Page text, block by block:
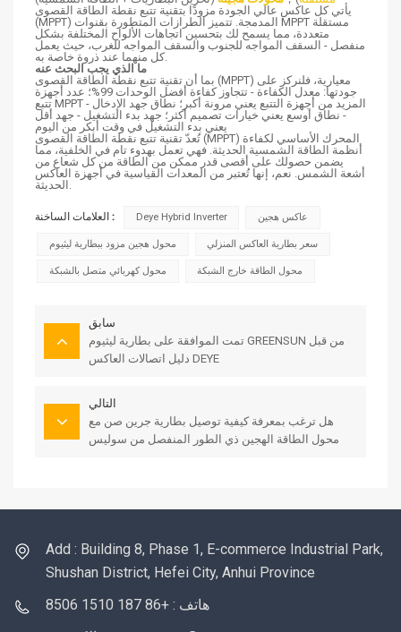
يأتي كل عاكس عالي الجودة مزودًا بتقنية تتبع نقطة الطاقة القصوى
(MPPT) المدمجة. تتميز الطرازات المتطورة بقنوات MPPT مستقلة
متعددة، مما يسمح لك بتحسين اتجاهات الألواح المختلفة بشكل
منفصل - السقف المواجه للجنوب والسقف المواجه للغرب، حيث يعمل
كل منهما عند ذروة خاصة به.
ما الذي يجب البحث عنه
بما أن تقنية تتبع نقطة الطاقة القصوى (MPPT) معيارية، فلنركز على
جودتها: معدل الكفاءة - تتجاوز كفاءة أفضل الوحدات 99%؛ عدد أجهزة
تتبع MPPT - المزيد من أجهزة التتبع يعني مرونة أكبر؛ نطاق جهد الإدخال
- نطاق أوسع يعني خيارات تصميم أكثر؛ جهد بدء التشغيل - جهد أقل
يعني بدء التشغيل في وقت أبكر من اليوم
تُعدّ تقنية تتبع نقطة الطاقة القصوى (MPPT) المحرك الأساسي لكفاءة
أنظمة الطاقة الشمسية الحديثة. فهي تعمل بهدوء تام في الخلفية، مما
يضمن حصولك على أقصى قدر ممكن من الطاقة من كل شعاع من
أشعة الشمس. نعم، إنها تُعتبر من المعدات القياسية في أجهزة العاكس
الحديثة.
العلامات الساخنة : Deye Hybrid Inverter عاكس هجين
محول هجين مزود ببطارية ليثيوم سعر بطارية العاكس المنزلي
محول كهربائي متصل بالشبكة محول الطاقة خارج الشبكة
سابق
تمت الموافقة على بطارية ليثيوم GREENSUN من قبل
دليل اتصالات العاكس DEYE
التالي
هل ترغب بمعرفة كيفية توصيل بطارية جرين صن مع
محول الطاقة الهجين ذي الطور المنفصل من سوليس
Add : Building 8, Phase 1, E-commerce Industrial Park,
Shushan District, Hefei City, Anhui Province
هاتف : +86 187 1510 8506